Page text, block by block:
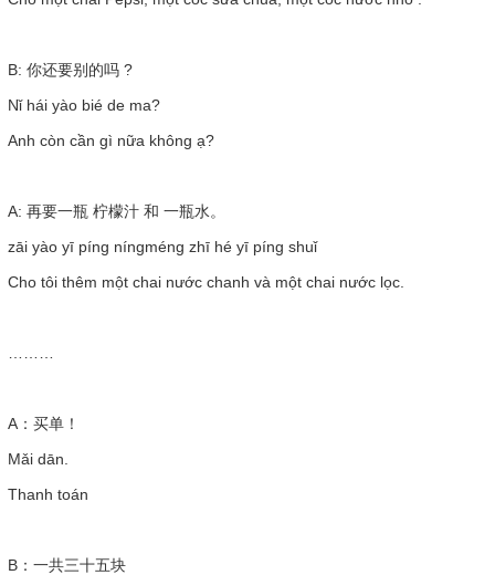
B: 你还要别的吗 ?
Nǐ hái yào bié de ma?
Anh còn cần gì nữa không ạ?
A: 再要一瓶 柠檬汁 和 一瓶水。
zāi yào yī píng níngméng zhī hé yī píng shuǐ
Cho tôi thêm một chai nước chanh và một chai nước lọc.
A：买单！
Mǎi dān.
Thanh toán
B：一共三十五块